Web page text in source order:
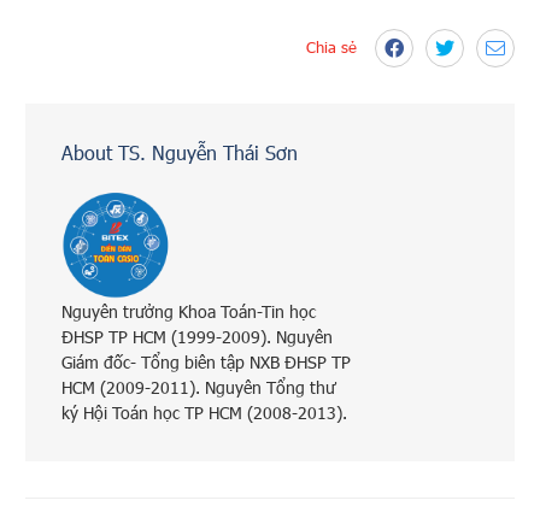
Chia sẻ
About TS. Nguyễn Thái Sơn
Nguyên trưởng Khoa Toán-Tin học
ĐHSP TP HCM (1999-2009). Nguyên
Giám đốc- Tổng biên tập NXB ĐHSP TP
HCM (2009-2011). Nguyên Tổng thư
ký Hội Toán học TP HCM (2008-2013).